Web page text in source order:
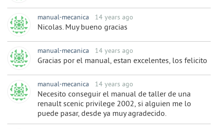
manual-mecanica 14 years ago
Nicolas. Muy bueno gracias
manual-mecanica 14 years ago
Gracias por el manual, estan excelentes, los felicito
manual-mecanica 14 years ago
Necesito conseguir el manual de taller de una
renault scenic privilege 2002, si alguien me lo
puede pasar, desde ya muy agradecido.